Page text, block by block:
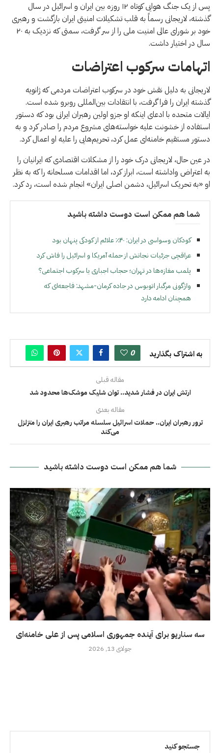
پس از یک جنگ هوایی کوتاه ۱۲ روزه بین ایران و اسرائیل در سال
گذشته، لاریجانی رسماً به قلب تشکیلات امنیتی ایران بازگشت و رهبری
خود بر شورای عالی امنیت ملی را از سر گرفت، سمتی که نزدیک به ۲۰
سال در اختیار داشت.
اتهامات سرکوب اعتراضات
لاریجانی به دلیل نقش خود در سرکوب اعتراضات مردمی که ژانویه
گذشته ایران را فرا گرفت، با انتقادات بین‌المللی روبرو شده است.
ایالات متحده با ادعای اینکه او جزو اولین رهبران ایرانی بود که دستور
استفاده از خشونت علیه خواسته‌های مشروع مردم را صادر کرد و به
دستور مستقیم خامنه‌ای عمل کرد، تحریم‌هایی را علیه او اعمال کرد.
در عین حال، لاریجانی درک خود را از مشکلات اقتصادی که ایرانیان را
به اعتراض واداشته است، ابراز کرد، اما اقدامات مسلحانه را که به نظر
او «به تحریک اسرائیل، دشمن اصلی ایران» انجام شده است، رد کرد.
شما هم ممکن است دوست داشته باشید
کودکان وسواسی در ایران: ۴۰٪ علائم از کودکی پنهان بود
عراقچی جزئیات نجاتش از حمله آمریکا و اسرائیل را فاش کرد
پلمب مغازه‌ها در تهران؛ حجاب اجباری یا سرکوب اجتماعی؟
واژگونی مرگبار اتوبوس در جاده کرمان-مشهد: فاجعه‌ای که
همچنان ادامه دارد
به اشتراک بگذارید 0
مقاله قبلی
ارتش ایران در فشار شدید.. توان شلیک موشک‌ها محدود شد
مقاله بعدی
ترور رهبران ایران.. حملات اسرائیل سلسله مراتب رهبری ایران را متزلزل
می‌کند
شما هم ممکن است دوست داشته باشید
سه سناریو برای آینده جمهوری اسلامی پس از علی خامنه‌ای
جولای 13, 2026
جستجو کنید